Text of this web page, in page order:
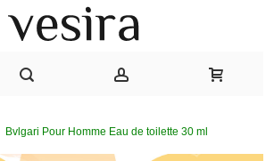
Bvlgari Pour Homme Eau de toilette 30 ml